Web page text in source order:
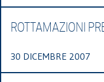
ROTTAMAZIONI
30 DICEMBRE 2007